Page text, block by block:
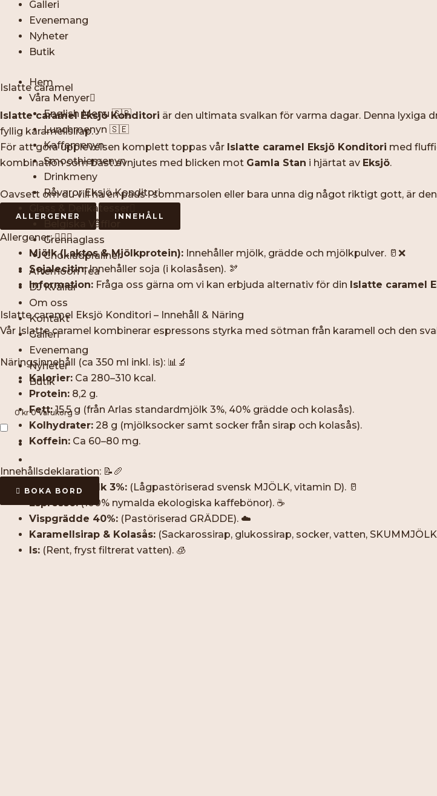
Galleri
Evenemang
Nyheter
Butik
Hem
Våra Menyer
English Menu 🇬🇧
Lunchmenyn 🇸🇪
Kaffemenyn
Smoothiemenyn
Drinkmeny
Råvaror Eksjö Konditori
Glass & Delikatesser
Belgiska Våfflor
Grennaglass
Chokladpraliner
Afternoon Tea
DJ Kvällar
Om oss
Kontakt
Galleri
Evenemang
Nyheter
Butik
0kr 0 Varukorg
BOKA BORD
Islatte caramel
Islatte caramel Eksjö Konditori är den ultimata svalkan för varma dagar. Denna lyxiga
fyllig karamellsirap.
För att göra upplevelsen komplett toppas vår Islatte caramel Eksjö Konditori med
kombination som bäst avnjutes med blicken mot Gamla Stan i hjärtat av Eksjö.
Oavsett om du vill ha en paus i sommarsolen eller bara unna dig något riktigt gott, är
ALLERGENER INNEHÅLL
Allergener: 🕵️‍♂️🚫
Mjölk (Laktos & Mjölkprotein): Innehåller mjölk, grädde och mjölkpulver. 🥛❌
Sojalecitin:Innehåller soja (i kolasåsen). 🫘
Information: Fråga oss gärna om vi kan erbjuda alternativ för din Islatte caramel
Islatte caramel Eksjö Konditori – Innehåll & Näring
Vår Islatte caramel kombinerar espressons styrka med sötman från karamell och den
Näringsinnehåll (ca 350 ml inkl. is): 📊🔬
Kalorier: Ca 280–310 kcal.
Protein: 8,2 g.
Fett:15,5 g (från Arlas standardmjölk 3%, 40% grädde och kolasås).
Kolhydrater: 28 g (mjölksocker samt socker från sirap och kolasås).
Koffein: Ca 60–80 mg.
Innehållsdeklaration: 📝🥖
Standardmjölk 3%: (Lågpastöriserad svensk MJÖLK, vitamin D). 🥛
Espresso:(100% nymalda ekologiska kaffebönor). ☕️
Vispgrädde 40%: (Pastöriserad GRÄDDE). ☁️
Karamellsirap & Kolasås: (Sackarossirap, glukossirap, socker, vatten,
Is: (Rent, fryst filtrerat vatten). 🧊